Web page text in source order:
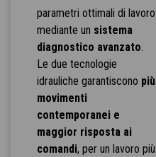
parametri ottimali di lavoro
mediante un sistema
diagnostico avanzato.
Le due tecnologie
idrauliche garantiscono più
movimenti
contemporanei e
maggior risposta ai
comandi, per un lavoro più